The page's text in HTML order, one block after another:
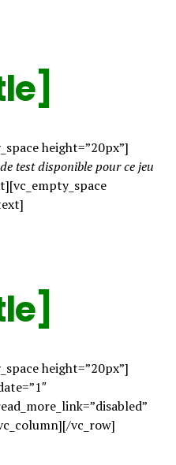
height=”20px”]
test disponible pour ce jeu
height=”20px”]
vc_row]